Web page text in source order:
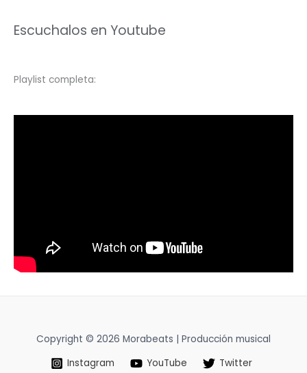
Escuchalos en Youtube
Playlist completa:
Copyright © 2026 Morabeats | Producción musical
Instagram
YouTube Twitter